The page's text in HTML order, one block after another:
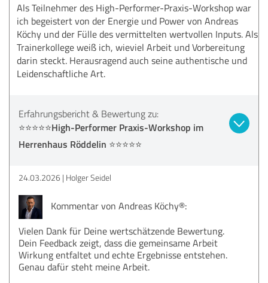
Als Teilnehmer des High-Performer-Praxis-Workshop war
ich begeistert von der Energie und Power von Andreas
Köchy und der Fülle des vermittelten wertvollen Inputs. Als
Trainerkollege weiß ich, wieviel Arbeit und Vorbereitung
darin steckt. Herausragend auch seine authentische und
Leidenschaftliche Art.
Erfahrungsbericht & Bewertung zu:
⭐️⭐️⭐️⭐️⭐️High-Performer Praxis-Workshop im
Herrenhaus Röddelin ⭐️⭐️⭐️⭐️⭐️
24.03.2026 Holger Seidel
Kommentar von Andreas Köchy®:
Vielen Dank für Deine wertschätzende Bewertung.
Dein Feedback zeigt, dass die gemeinsame Arbeit
Wirkung entfaltet und echte Ergebnisse entstehen.
Genau dafür steht meine Arbeit.